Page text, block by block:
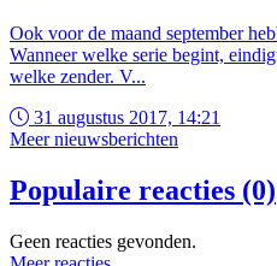
Ook voor de maand september
Wanneer welke serie begint,
welke zender. V...
31 augustus 2017, 14:21
Meer nieuwsberichten
Populaire reacties (0)
Geen reacties gevonden.